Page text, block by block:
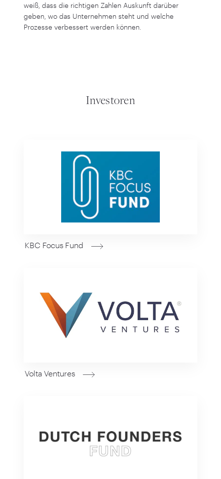
weiß, dass die richtigen Zahlen Auskunft darüber
geben, wo das Unternehmen steht und welche
Prozesse verbessert werden können.
Investoren
KBC Focus Fund
Volta Ventures